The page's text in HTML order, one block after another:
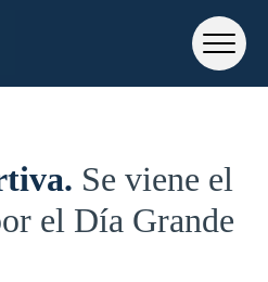
Se viene el
el Día Grande